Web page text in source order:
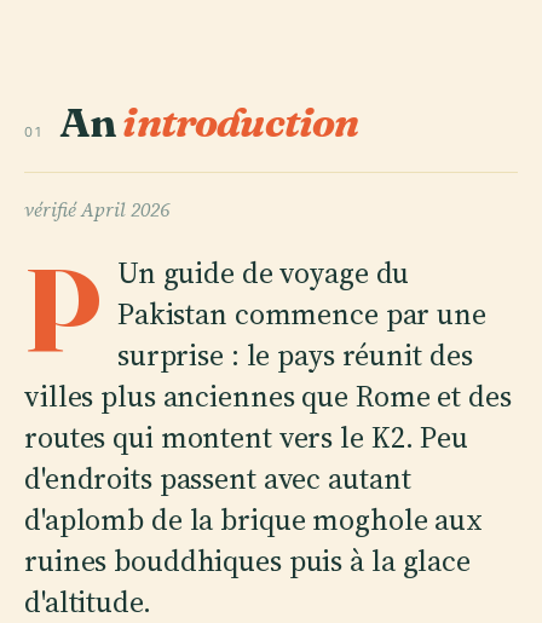
01 Anintroduction
vérifiéApril 2026
P Un guide de voyage du
Pakistan commence par une
surprise : le pays réunit des
villes plus anciennes que Rome et des
routes qui montent vers le K2. Peu
d'endroits passent avec autant
d'aplomb de la brique moghole aux
ruines bouddhiques puis à la glace
d'altitude.